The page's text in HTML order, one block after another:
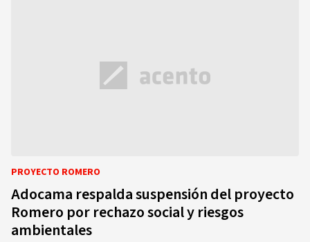
PROYECTO ROMERO
Adocama respalda suspensión del proyecto
Romero por rechazo social y riesgos
ambientales